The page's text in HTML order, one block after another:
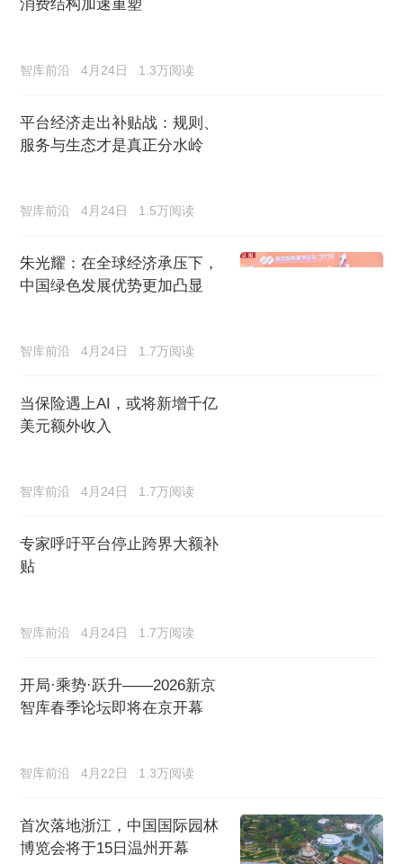
消费结构加速重塑
智库前沿 4月24日 1.3万阅读
平台经济走出补贴战：规则、
服务与生态才是真正分水岭
智库前沿 4月24日 1.5万阅读
朱光耀：在全球经济承压下，
中国绿色发展优势更加凸显
智库前沿 4月24日 1.7万阅读
当保险遇上AI，或将新增千亿
美元额外收入
智库前沿 4月24日 1.7万阅读
专家呼吁平台停止跨界大额补
贴
智库前沿 4月24日 1.7万阅读
开局·乘势·跃升——2026新京
智库春季论坛即将在京开幕
智库前沿 4月22日 1.3万阅读
首次落地浙江，中国国际园林
博览会将于15日温州开幕